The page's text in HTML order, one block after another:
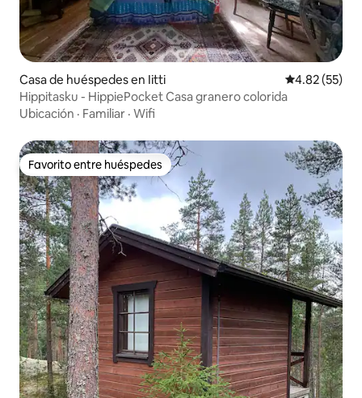
Casa de huéspedes en Iitti Calificación
4.82 (55)
Hippitasku - HippiePocket Casa granero colorida
Ubicación · Familiar · Wifi
Favorito entre huéspedes
Favorito entre huéspedes